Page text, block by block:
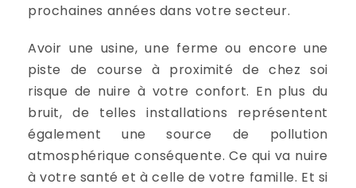
prochaines années dans votre secteur.
Avoir une usine, une ferme ou encore une
piste de course à proximité de chez soi
risque de nuire à votre confort. En plus du
bruit, de telles installations représentent
également une source de pollution
atmosphérique conséquente. Ce qui va nuire
à votre santé et à celle de votre famille. Et si